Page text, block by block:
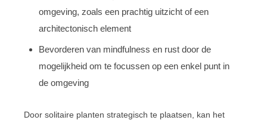
omgeving, zoals een prachtig uitzicht of een
architectonisch element
Bevorderen van mindfulness en rust door de
mogelijkheid om te focussen op een enkel punt in
de omgeving
Door solitaire planten strategisch te plaatsen, kan het